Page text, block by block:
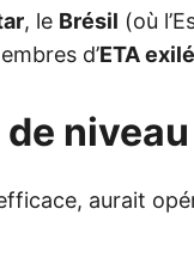
, le Brésil (où
d’ETA
aurait